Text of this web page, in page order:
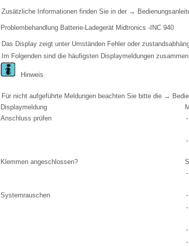
Zusätzliche Informationen finden Sie in der →
Problembehandlung Batterie-Ladegerät Midtronics -INC 940
Das Display zeigt unter Umständen Fehler oder
Im Folgenden sind die häufigsten Displaymeldungen
Hinweis
Für nicht aufgeführte Meldungen beachten Sie bitte die →
Displaymeldung
Anschluss prüfen
-
-
Klemmen angeschlossen?
-
Systemrauschen
-
-
-
-